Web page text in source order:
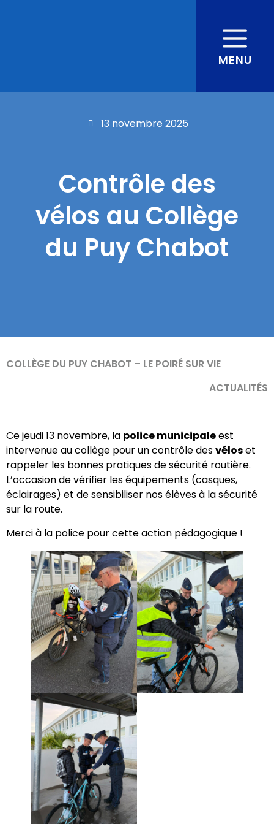
MENU
13 novembre 2025
Contrôle des
vélos au Collège
du Puy Chabot
COLLÈGE DU PUY CHABOT – LE POIRÉ SUR VIE
ACTUALITÉS
Ce jeudi 13 novembre, la police municipaleest
intervenue au collège pour un contrôle desvéloset
rappeler les bonnes pratiques de sécurité routière.
L’occasion de vérifier les équipements (casques,
éclairages) et de sensibiliser nos élèves à la sécurité
sur la route.
Merci à la police pour cette action pédagogique !